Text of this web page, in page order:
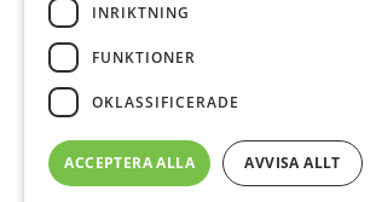
INRIKTNING
FUNKTIONER
OKLASSIFICERADE
ACCEPTERA ALLA AVVISA ALLT